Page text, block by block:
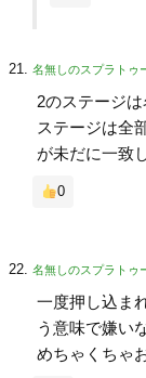
名無しのスプラトゥ
2のステージ
ステージは全
が未だに一致
0
名無しのスプラトゥ
一度押し込ま
う意味で嫌い
めちゃくちゃ